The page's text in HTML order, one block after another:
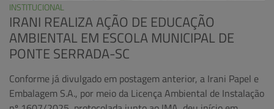
INSTITUCIONAL
IRANI REALIZA AÇÃO DE EDUCAÇÃO
AMBIENTAL EM ESCOLA MUNICIPAL DE
PONTE SERRADA-SC
Conforme já divulgado em postagem anterior, a Irani Papel e
Embalagem S.A., por meio da Licença Ambiental de Instalação